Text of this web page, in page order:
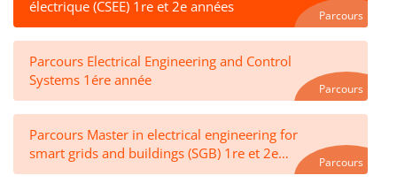
students (courses are in English) and concentrate on
preparing them for doctoral studies or for positions in
industry. The CSEE and MISTRE programs are more
vocational, with practical instruction and the option of
work-linked training.
The specialisation also includes the two-year master of
Science in electrical engineering, which is offered by G-
électrique (CSEE) 1re et 2e années
Parcours
Parcours Electrical Engineering and Control
Systems 1ére année
Parcours
Parcours Master in electrical engineering for
smart grids and buildings (SGB) 1re et 2e
années
Parcours